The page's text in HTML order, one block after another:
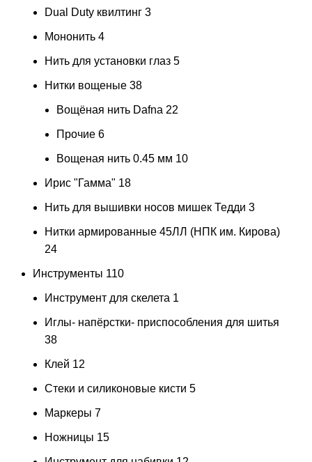
Dual Duty квилтинг 3
Мононить 4
Нить для установки глаз 5
Нитки вощеные 38
Вощёная нить Dafna 22
Прочие 6
Вощеная нить 0.45 мм 10
Ирис "Гамма" 18
Нить для вышивки носов мишек Тедди 3
Нитки армированные 45ЛЛ (НПК им. Кирова)
24
Инструменты 110
Инструмент для скелета 1
Иглы- напёрстки- приспособления для шитья
38
Клей 12
Стеки и силиконовые кисти 5
Маркеры 7
Ножницы 15